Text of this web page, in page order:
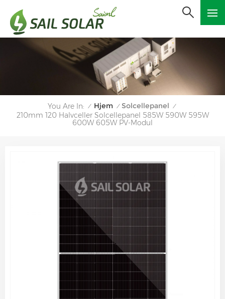
You Are In: / Hjem / Solcellepanel /
210mm 120 Halvceller Solcellepanel 585W 590W 595W
600W 605W PV-Modul